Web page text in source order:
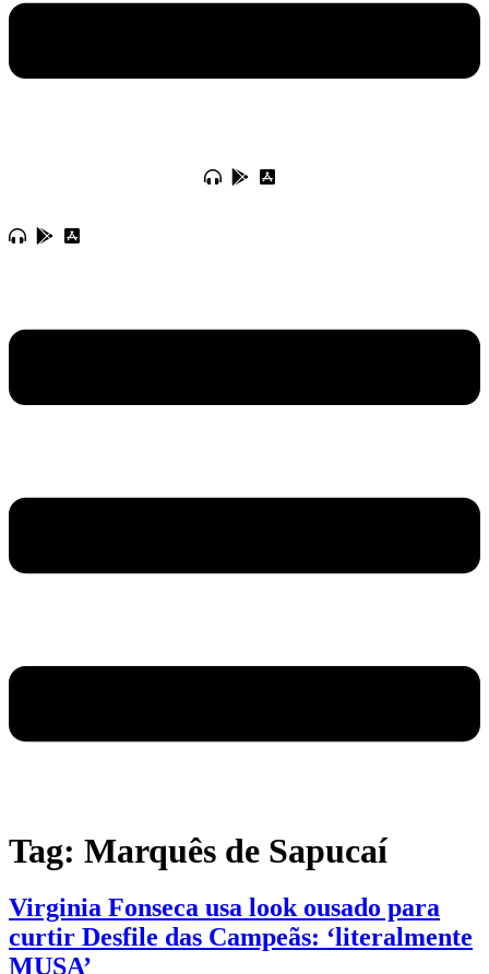
Tag: Marquês de Sapucaí
Virginia Fonseca usa look ousado para
curtir Desfile das Campeãs: ‘literalmente
MUSA’